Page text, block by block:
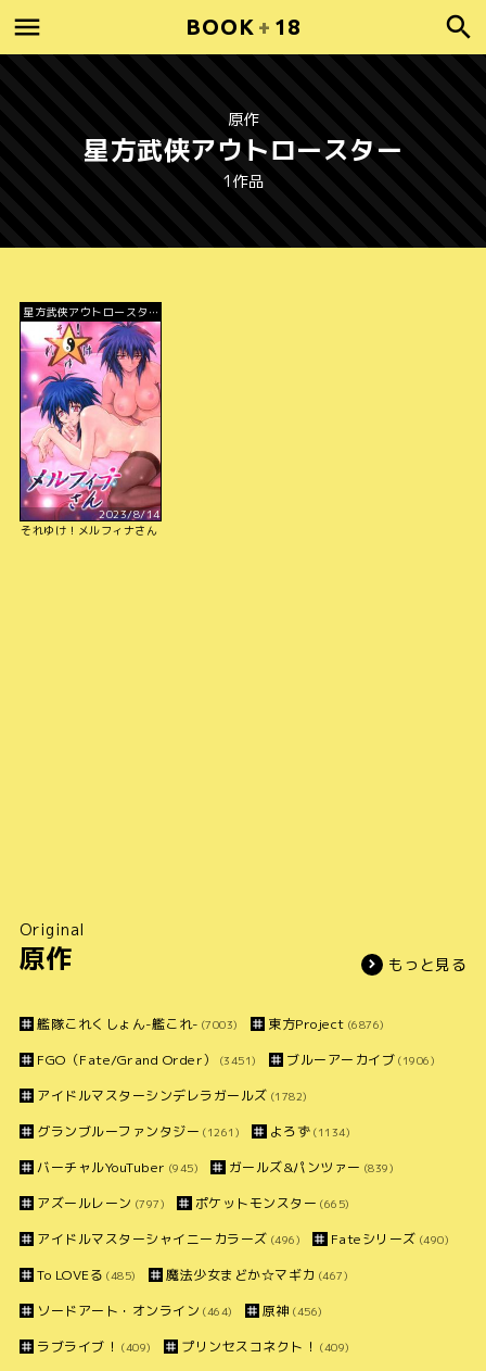
BOOK + 18
原作
星方武侠アウトロースター
1作品
星方武侠アウトロースタ
ー
2023/8/14
それゆけ！メルフィナさん
Original
原作 もっと見る
艦隊これくしょん-艦これ- (7003) 東方Project (6876)
FGO（Fate/Grand Order） (3451) ブルーアーカイブ (1906)
アイドルマスターシンデレラガールズ (1782)
グランブルーファンタジー (1261) よろず (1134)
バーチャルYouTuber (945) ガールズ&パンツァー (839)
アズールレーン (797) ポケットモンスター (665)
アイドルマスターシャイニーカラーズ (496) Fateシリーズ (490)
To LOVEる (485) 魔法少女まどか☆マギカ (467)
ソードアート・オンライン (464) 原神 (456)
ラブライブ！ (409) プリンセスコネクト！ (409)